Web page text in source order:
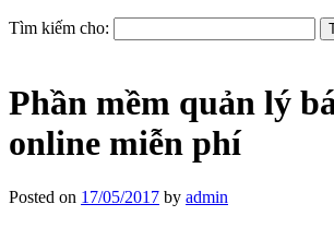
Tìm kiếm cho:
Phần mềm quản lý
online miễn phí
Posted on 17/05/2017 by admin